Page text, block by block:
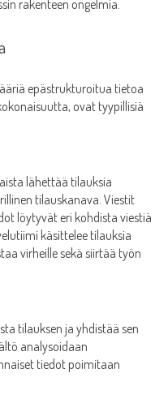
rakenteen ongelmia.
epästrukturoitua tietoa
ovat tyypillisiä
lähettää tilauksia
tilauskanava. Viestit
löytyvät eri kohdista viestiä
käsittelee tilauksia
virheille sekä siirtää työn
tilauksen ja yhdistää sen
analysoidaan
tiedot poimitaan